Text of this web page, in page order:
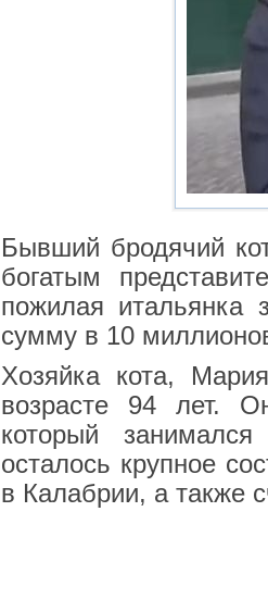
Бывший бродячий
богатым
пожилая
сумму в 10
Хозяйка кота,
возрасте 94 лет.
который
осталось крупное
в Калабрии, а также